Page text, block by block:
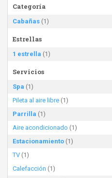
Categoría
Cabañas (1)
Estrellas
1 estrella (1)
Servicios
Spa (1)
Pileta al aire libre (1)
Parrilla (1)
Aire acondicionado (1)
Estacionamiento (1)
TV (1)
Calefacción (1)